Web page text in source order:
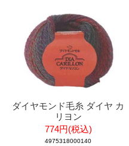
ダイヤモンド毛糸 ダイヤ カ
リヨン
774円(税込)
4975318000140